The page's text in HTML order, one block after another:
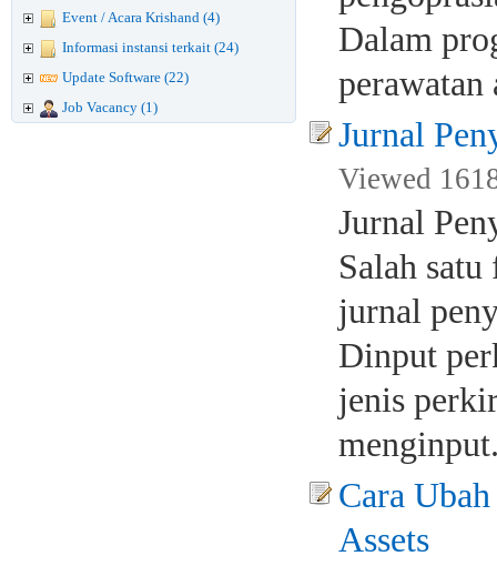
Event / Acara Krishand (4)
Informasi instansi terkait (24)
Update Software (22)
Job Vacancy (1)
Dalam
perawatan
Jurnal
Viewed
Jurnal
Salah
jurnal
Dinput
jenis
Cara
Assets